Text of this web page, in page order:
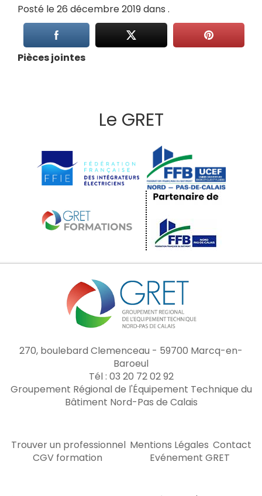
Posté le 26 décembre 2019 dans .
Pièces jointes
Le GRET
270, boulebard Clemenceau - 59700 Marcq-en-
Baroeul
Tél : 03 20 72 02 92
Groupement Régional de l'Équipement Technique du
Bâtiment Nord-Pas de Calais
Trouver un professionnel Mentions Légales Contact
CGV formation
Evénement GRET